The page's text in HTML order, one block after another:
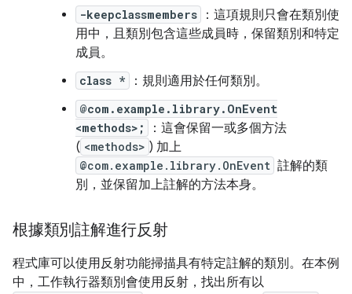
-keepclassmembers
：這項規則只會在類別使
用中，且類別包含這些成員時，保留類別和特定
成員。
class * ：規則適用於任何類別。
@com.example.library.OnEvent
<methods>;
：這會保留一或多個方法
( <methods> ) 加上
@com.example.library.OnEvent 註解的類
別，並保留加上註解的方法本身。
根據類別註解進行反射
程式庫可以使用反射功能掃描具有特定註解的類別。在本例
中，工作執行器類別會使用反射，找出所有以